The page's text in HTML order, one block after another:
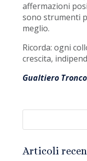
affermazioni
sono strumenti
meglio.
Ricorda: ogni
crescita,
Gualtiero
Articoli